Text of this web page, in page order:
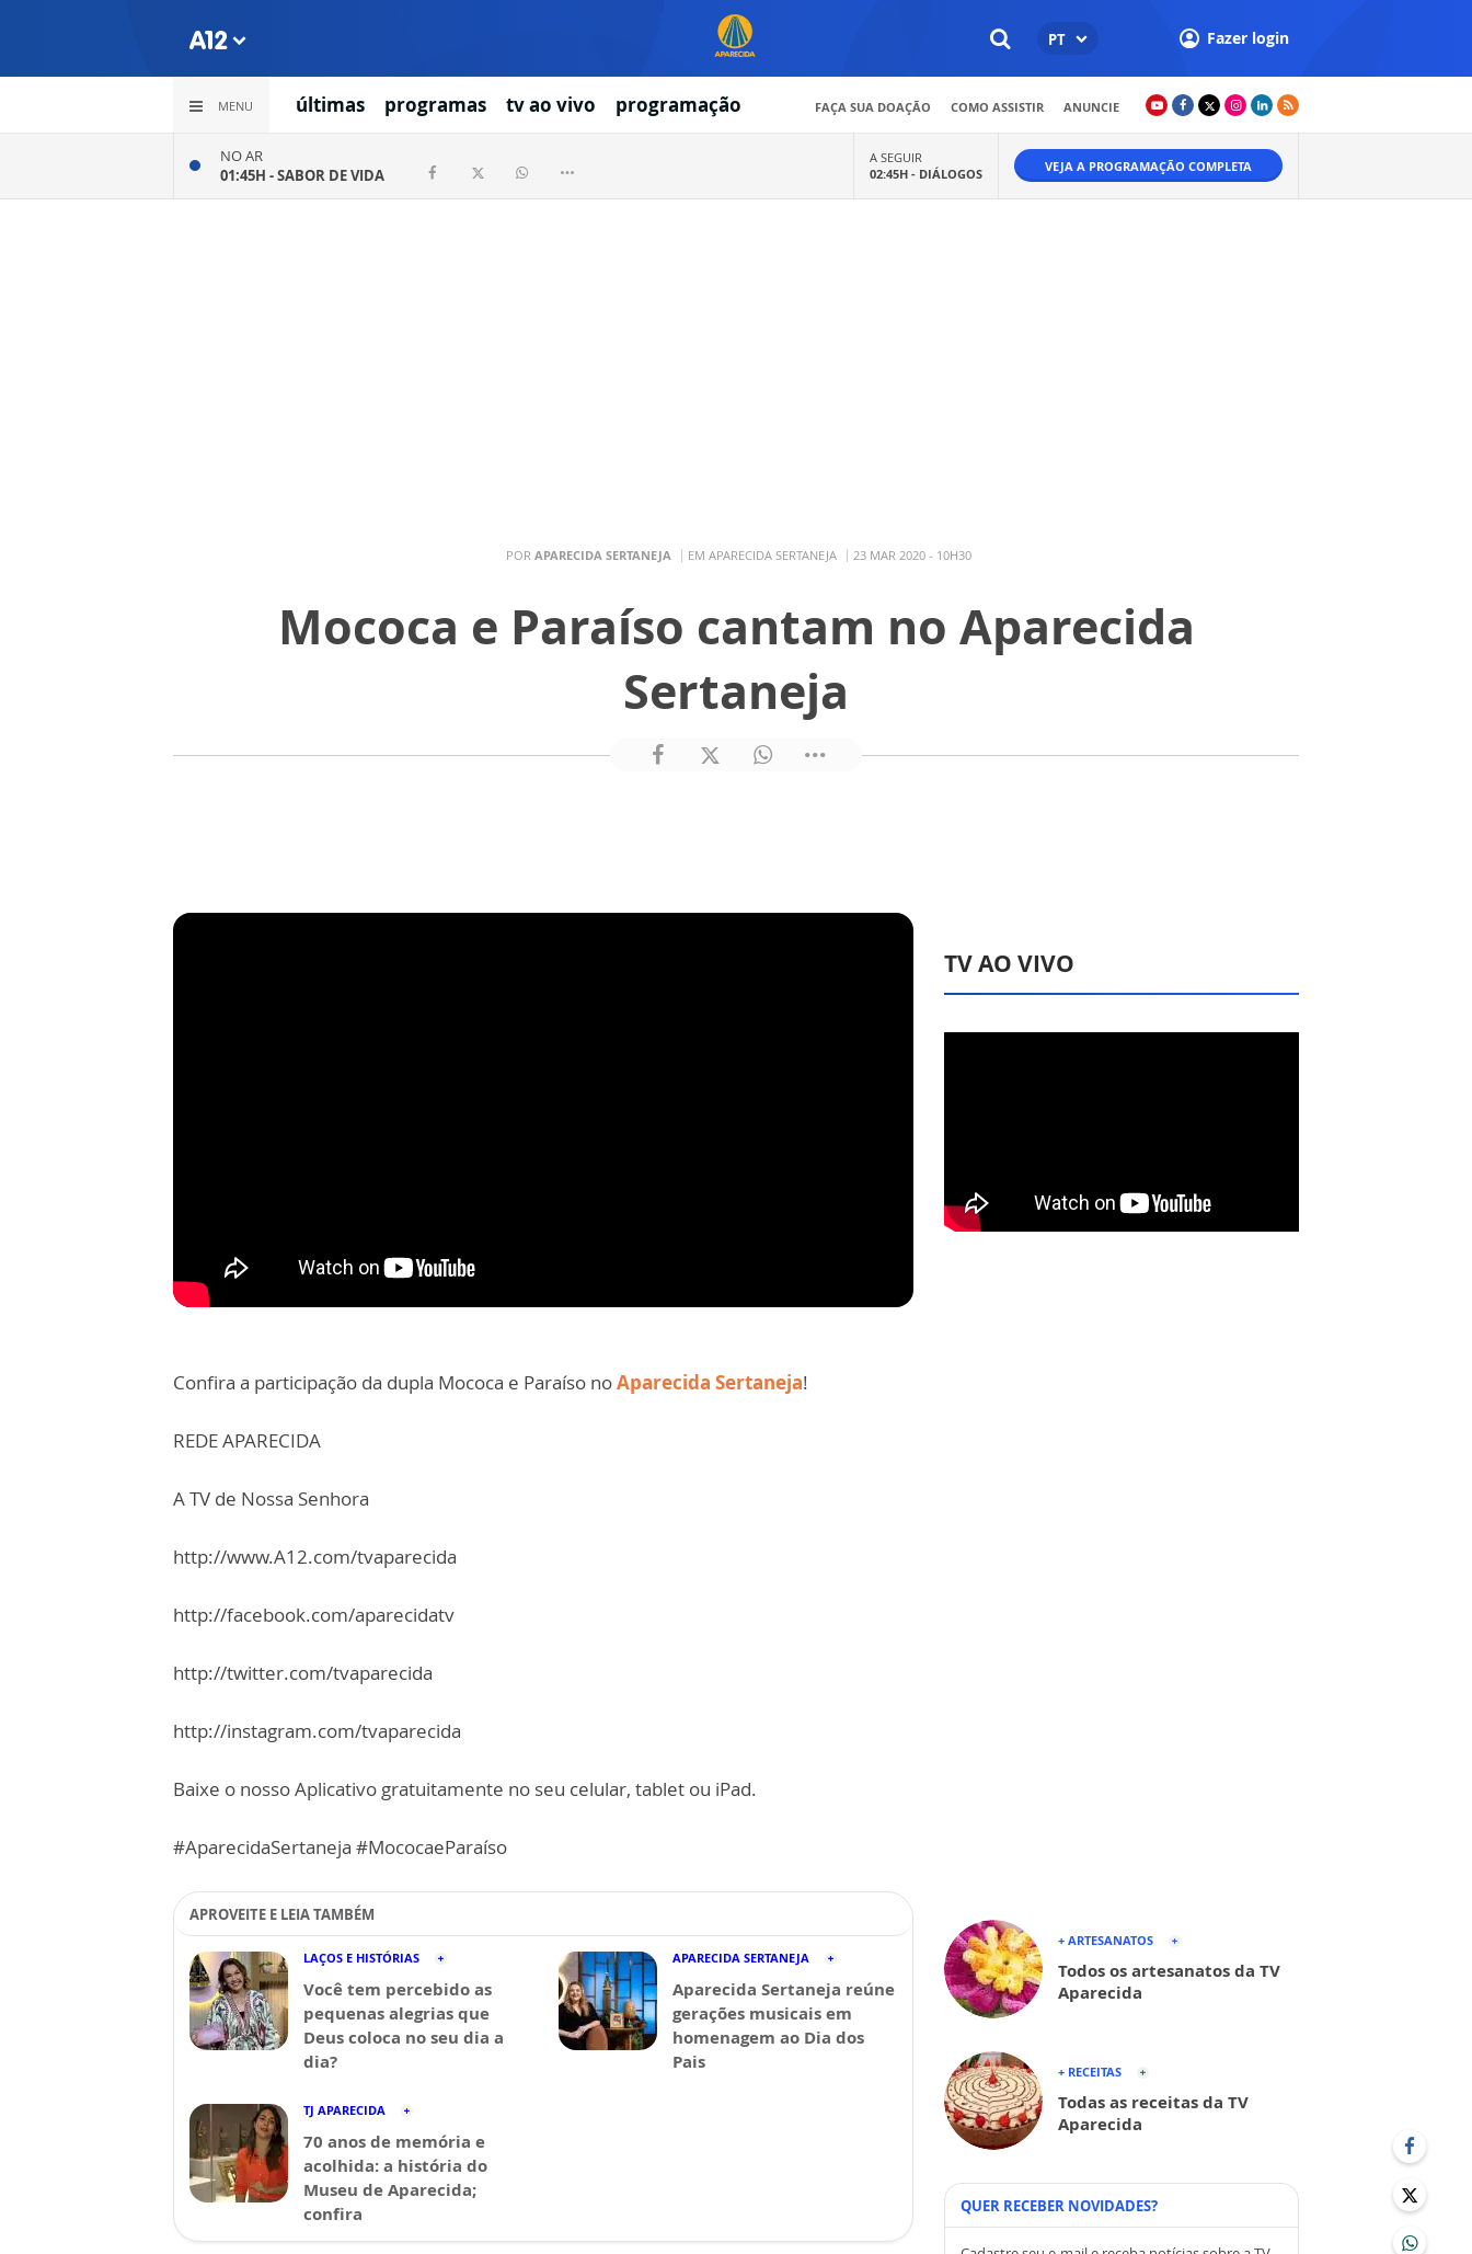
PT Fazer login
MENU últimas programas tv ao vivo programação FAÇA SUA DOAÇÃO COMO ASSISTIR ANUNCIE
NO AR
01:45H -SABOR DE VIDA
A SEGUIR
02:45H - DIÁLOGOS VEJA A PROGRAMAÇÃO COMPLETA
POR APARECIDA SERTANEJA EM APARECIDA SERTANEJA 23 MAR 2020 - 10H30
Mococa e Paraíso cantam no Aparecida
Sertaneja
Confira a participação da dupla Mococa e Paraíso noAparecida Sertaneja!
REDE APARECIDA
A TV de Nossa Senhora
http://www.A12.com/tvaparecida
http://facebook.com/aparecidatv
http://twitter.com/tvaparecida
http://instagram.com/tvaparecida
Baixe o nosso Aplicativo gratuitamente no seu celular, tablet ou iPad.
#AparecidaSertaneja #MococaeParaíso
APROVEITE E LEIA TAMBÉM
LAÇOS E HISTÓRIAS
Você tem percebido as
pequenas alegrias que
Deus coloca no seu dia a
dia?
APARECIDA SERTANEJA
Aparecida Sertaneja reúne
gerações musicais em
homenagem ao Dia dos
Pais
TJ APARECIDA
70 anos de memória e
acolhida: a história do
Museu de Aparecida;
confira
TV AO VIVO
+ ARTESANATOS
Todos os artesanatos da TV
Aparecida
+ RECEITAS
Todas as receitas da TV
Aparecida
QUER RECEBER NOVIDADES?